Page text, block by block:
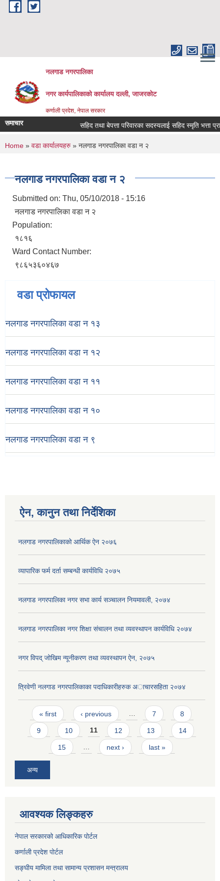
Skip to main content
नलगाड नगरपालिका
नगर कार्यपालिकाको कार्यालय दल्ली, जाजरकाेट
कर्णाली प्रदेश, नेपाल सरकार
समाचार सहिद तथा बेपत्ता परिवारका सदस्यलाई सहिद स्मृति भत्ता
You are here
Home » वडा कार्यालयहरु » नलगाड नगरपालिका वडा न‌‍ २
नलगाड नगरपालिका वडा न‌‍ २
Submitted on: Thu, 05/10/2018 - 15:16
नलगाड नगरपालिका वडा न‌‍ २
Population:
१८१६
Ward Contact Number:
९८६५३६०४६७
वडा प्रोफायल
नलगाड नगरपालिका वडा न‌‍ १३
नलगाड नगरपालिका वडा न‌‍ १२
नलगाड नगरपालिका वडा न‌‍ ११
नलगाड नगरपालिका वडा न‌‍ १०
नलगाड नगरपालिका वडा न‌‍ ९
ऐन, कानुन तथा निर्देशिका
नलगाड नगरपालिकाको आर्थिक ऐन २०७६
व्यापारिक फर्म दर्ता सम्बन्धी कार्यविधि २०७५
नलगाड नगरपालिका नगर सभा कार्य सञ्‍चालन नियमावली, २०७४
नलगाड नगरपालिका नगर शिक्षा संचालन तथा व्यवस्थापन कार्यविधि २०७४
नगर विपद् जोखिम न्यूनीकरण तथा व्यवस्थापन ऐन, २०७५
त्रिवेणी नलगाड नगरपालिकाका पदाधिकारीहरुक अाचारस‌हिता २०७४
Pages
« first ‹ previous … 7 8
9 10 11 12 13 14
15 … next › last »
अन्य
आवश्यक लिङ्कहरु
नेपाल सरकारको आधिकारिक पोर्टल
कर्णाली प्रदेश पोर्टल
सङ्घीय मामिला तथा सामान्य प्रशासन मन्त्रालय